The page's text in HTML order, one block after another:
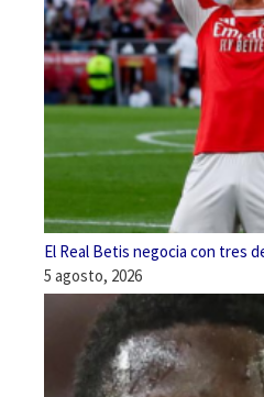
El Real Betis negocia con tres
5 agosto, 2026